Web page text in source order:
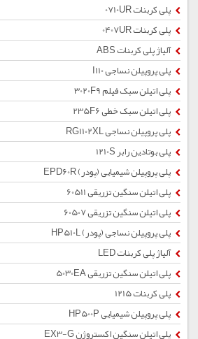
پلی کربنات 0710UR
پلی کربنات 0407UR
آلیاژ پلی کربنات ABS
پلی پروپیلن نساجی I110
پلی اتیلن سبک فیلم 3020F9
پلی اتیلن سبک خطی 235F6
پلی پروپیلن نساجی RG1102XL
پلی بوتادین رابر 1210S
پلی پروپیلن شیمیایی (پودر) EPD60R
پلی اتیلن سنگین تزریقی 60511
پلی اتیلن سنگین تزریقی 60507
پلی پروپیلن نساجی (پودر) HP510L
آلیاژ پلی کربنات LED
پلی اتیلن سنگین تزریقی 5030EA
پلی کربنات 1215
پلی پروپیلن شیمیایی HP500P
پلی اتیلن سنگین اکستروژن EX3-G